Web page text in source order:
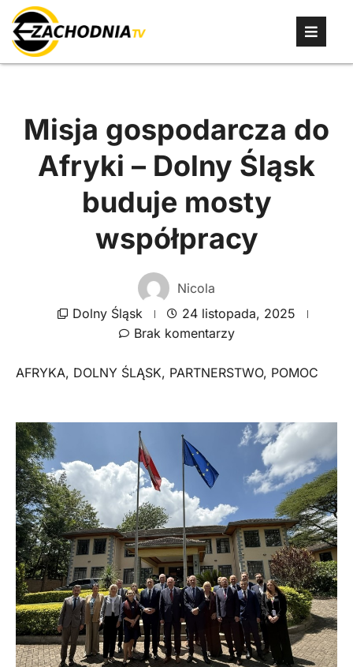
Misja gospodarcza do
Afryki – Dolny Śląsk
buduje mosty
współpracy
Nicola
Dolny Śląsk
24 listopada, 2025
Brak komentarzy
AFRYKA, DOLNY ŚLĄSK, PARTNERSTWO, POMOC